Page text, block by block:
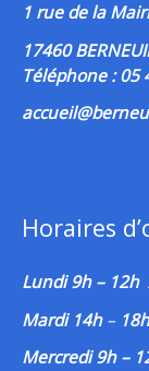
1 rue de la
17460
Téléphone : 05
Horaires
Lundi 9h –
Mardi 14h– 18h
Mercredi 9h –